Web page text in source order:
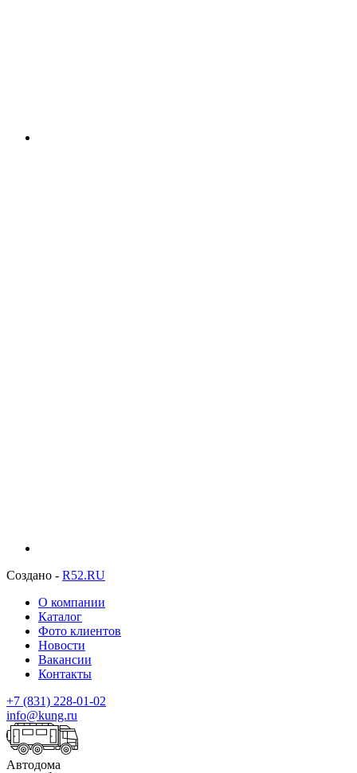
Создано - R52.RU
О компании
Каталог
Фото клиентов
Новости
Вакансии
Контакты
+7 (831) 228-01-02
info@kung.ru
Автодома